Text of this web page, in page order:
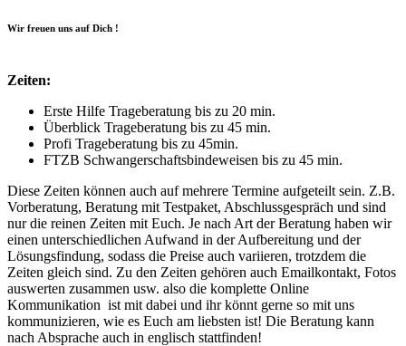
Wir freuen uns auf Dich !
Zeiten:
Erste Hilfe Trageberatung bis zu 20 min.
Überblick Trageberatung bis zu 45 min.
Profi Trageberatung bis zu 45min.
FTZB Schwangerschaftsbindeweisen bis zu 45 min.
Diese Zeiten können auch auf mehrere Termine aufgeteilt sein. Z.B.
Vorberatung, Beratung mit Testpaket, Abschlussgespräch und sind
nur die reinen Zeiten mit Euch. Je nach Art der Beratung haben wir
einen unterschiedlichen Aufwand in der Aufbereitung und der
Lösungsfindung, sodass die Preise auch variieren, trotzdem die
Zeiten gleich sind. Zu den Zeiten gehören auch Emailkontakt, Fotos
auswerten zusammen usw. also die komplette Online
Kommunikation ist mit dabei und ihr könnt gerne so mit uns
kommunizieren, wie es Euch am liebsten ist! Die Beratung kann
nach Absprache auch in englisch stattfinden!